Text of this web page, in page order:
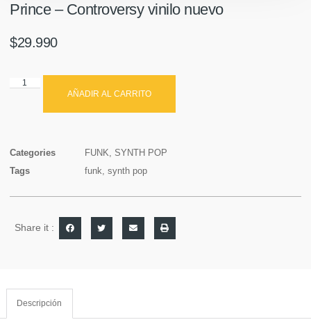
Prince ‎– Controversy vinilo nuevo
$29.990
AÑADIR AL CARRITO
Categories FUNK, SYNTH POP
Tags
funk, synth pop
Share it :
Descripción